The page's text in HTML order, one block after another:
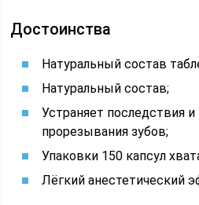
Достоинства
Натуральный состав
Натуральный состав;
Устраняет последствия
прорезывания зубов;
Упаковки 150 капсул
Лёгкий анестетический